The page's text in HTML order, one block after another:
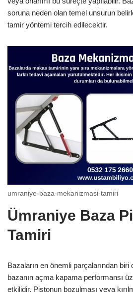
soruna neden olan temel unsurun
tamir yöntemi tercih edilecektir.
umraniye-baza-mekanizmasi-tamiri
Ümraniye Baza
Tamiri
Bazaların en önemli parçalarından
bazanın açma kapama performansı
etkilidir. Pistonun bozulması veya